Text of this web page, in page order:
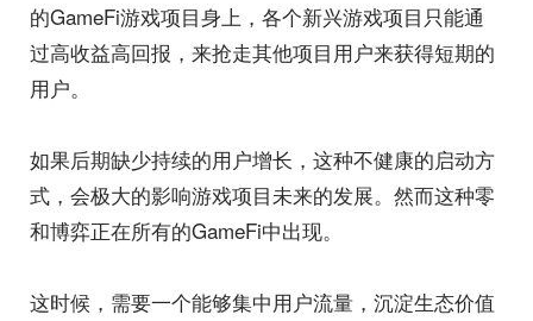
的GameFi游戏项目身上，各个新兴游戏项目只能通
过高收益高回报，来抢走其他项目用户来获得短期的
用户。
如果后期缺少持续的用户增长，这种不健康的启动方
式，会极大的影响游戏项目未来的发展。然而这种零
和博弈正在所有的GameFi中出现。
这时候，需要一个能够集中用户流量，沉淀生态价值